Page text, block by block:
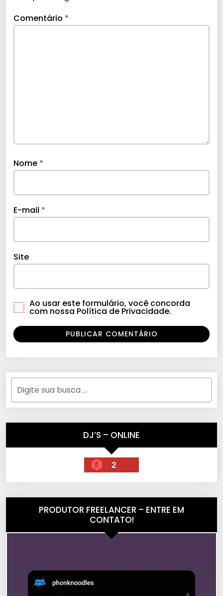
Comentário *
Nome *
E-mail *
Site
Ao usar este formulário, você concorda
com nossa Política de Privacidade.
DJ’S – ONLINE
2
PRODUTOR FREELANCER – ENTRE EM
CONTATO!